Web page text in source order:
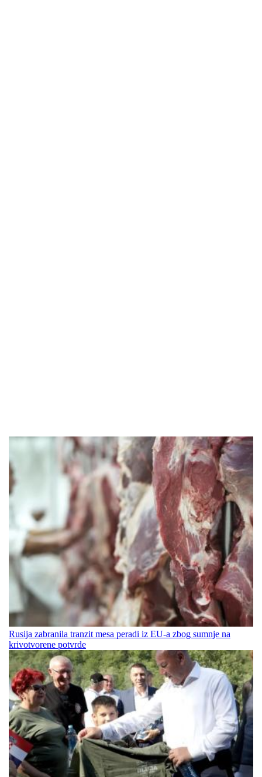
Rusija zabranila tranzit mesa peradi iz EU-a zbog sumnje na
krivotvorene potvrde